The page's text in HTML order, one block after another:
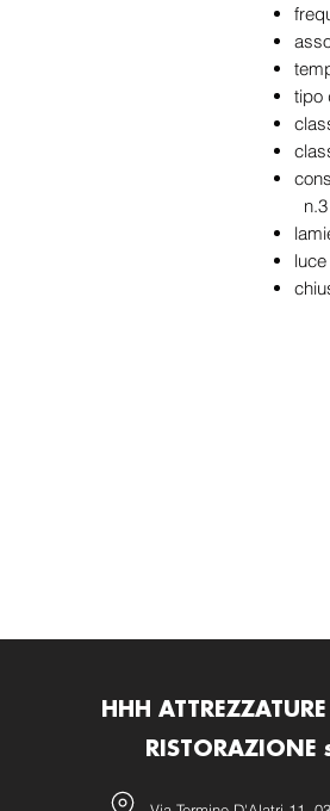
tipo
n.3
HHH
RISTORAZIONE